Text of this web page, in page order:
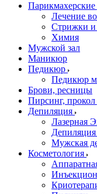
Парикмахерские
Лечение
Стрижки и
Химия
Мужской зал
Маникюр
Педикюр
Педикюр
Брови, ресницы
Пирсинг,
Депиляция
Лазерная
Мужская
Косметология